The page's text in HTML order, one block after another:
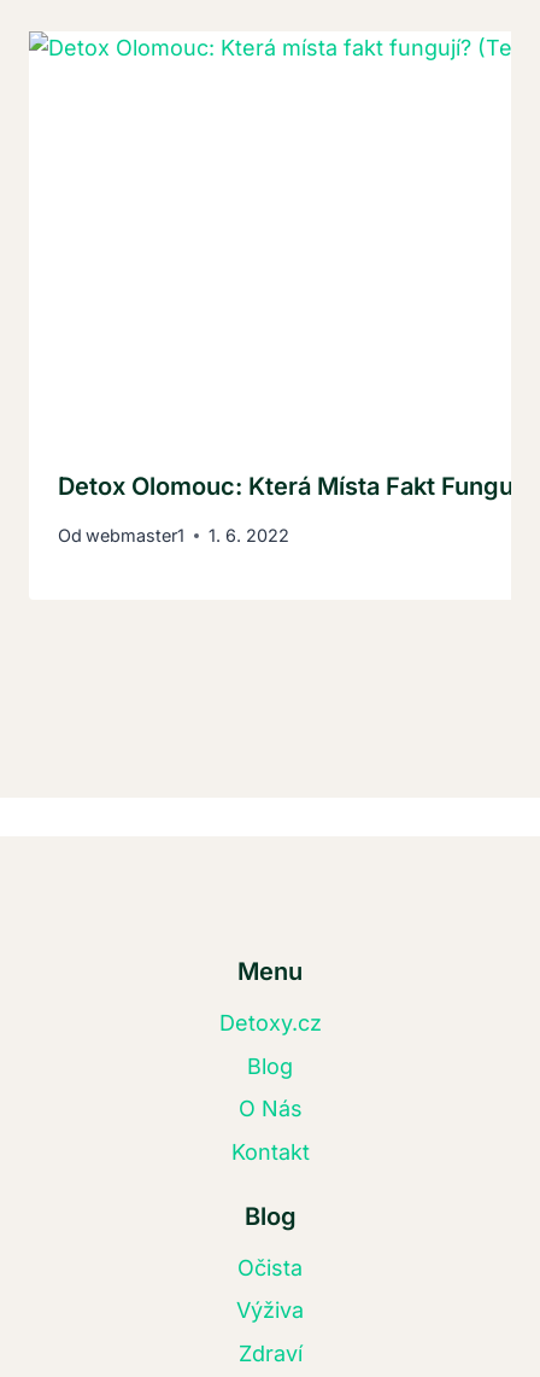
Detox Olomouc: Která Místa Fakt
Od webmaster1 1. 6. 2022
Menu
Detoxy.cz
Blog
O Nás
Kontakt
Blog
Očista
Výživa
Zdraví